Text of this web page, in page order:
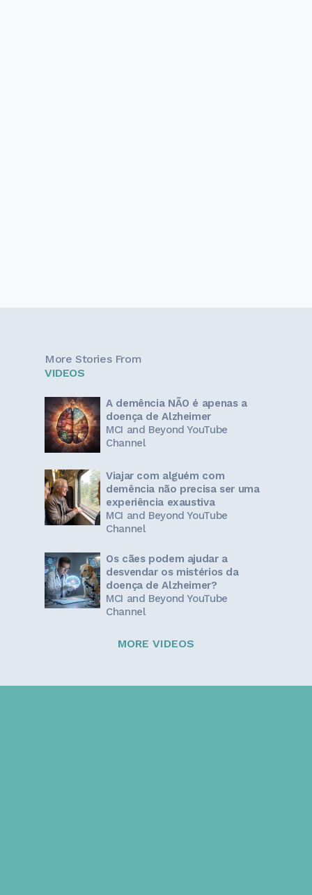
More Stories From
VIDEOS
A demência NÃO é apenas a
doença de Alzheimer
MCI and Beyond YouTube
Channel
Viajar com alguém com
demência não precisa ser uma
experiência exaustiva
MCI and Beyond YouTube
Channel
Os cães podem ajudar a
desvendar os mistérios da
doença de Alzheimer?
MCI and Beyond YouTube
Channel
MORE VIDEOS